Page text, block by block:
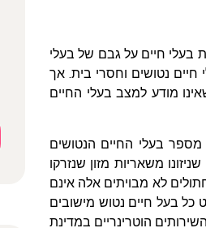
בעלי חיים על גבם של בעלי
חיים נטושים וחסרי בית. אך
מודע למצב בעלי החיים
בעלי החיים הנטושים
משאריות מזון שנזרקו
לא מבויתים אלה אינם
כל בעל חיים נטוש מישובים
הוטרינריים במדינת